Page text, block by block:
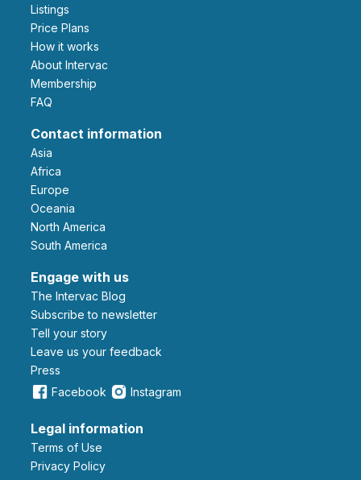
Listings
Price Plans
How it works
About Intervac
Membership
FAQ
Contact information
Asia
Africa
Europe
Oceania
North America
South America
Engage with us
The Intervac Blog
Subscribe to newsletter
Tell your story
leave us your feedback
Press
Facebook
Instagram
Legal information
Terms of Use
Privacy Policy